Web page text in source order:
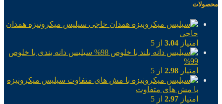
محصولات
سیلیس میکرونیزه همدان
حاجی
امتیاز 3.04 از 5
سیلیس دانه بندی با خلوص
99%
امتیاز 2.98 از 5
سیلیس میکرونیزه
با مش های متفاوت
امتیاز 2.97 از 5